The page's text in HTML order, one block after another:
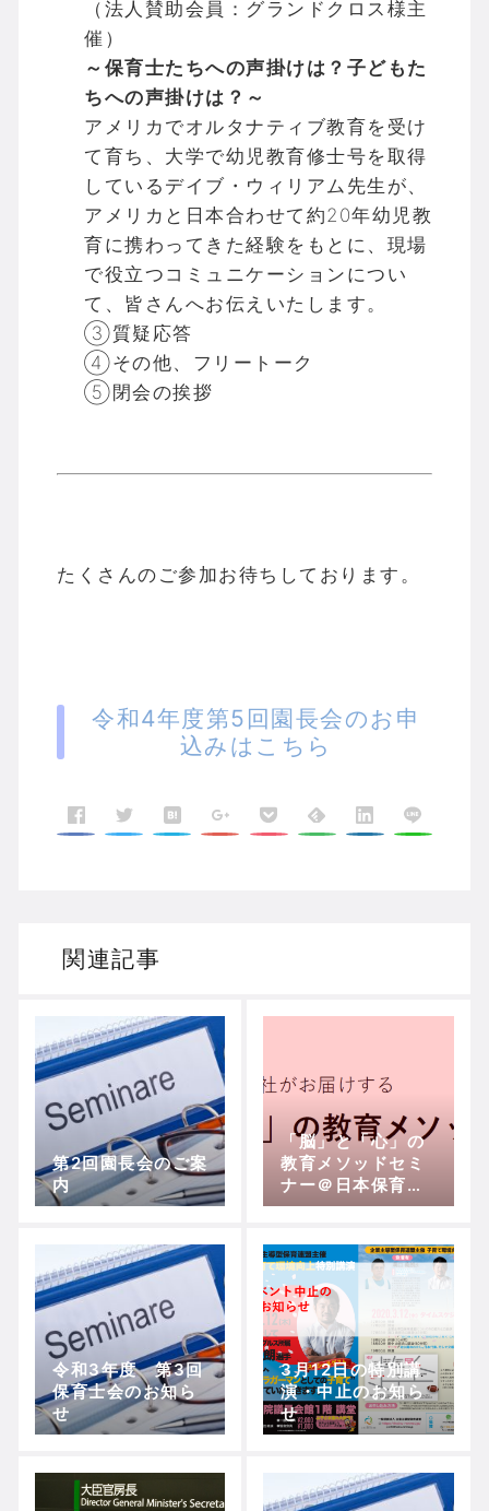
（法人賛助会員：グランドクロス様主
催）
～保育士たちへの声掛けは？子どもた
ちへの声掛けは？～
アメリカでオルタナティブ教育を受け
て育ち、大学で幼児教育修士号を取得
しているデイブ・ウィリアム先生が、
アメリカと日本合わせて約20年幼児教
育に携わってきた経験をもとに、現場
で役立つコミュニケーションについ
て、皆さんへお伝えいたします。
③質疑応答
④その他、フリートーク
⑤閉会の挨拶
たくさんのご参加お待ちしております。
令和4年度第5回園長会のお申
込みはこちら
関連記事
第2回園長会のご案
内
「脳」と「心」の
教育メソッドセミ
ナー＠日本保育支
援（株）
令和3年度 第3回
保育士会のお知ら
せ
3月12日の特別講
演・中止のお知ら
せ